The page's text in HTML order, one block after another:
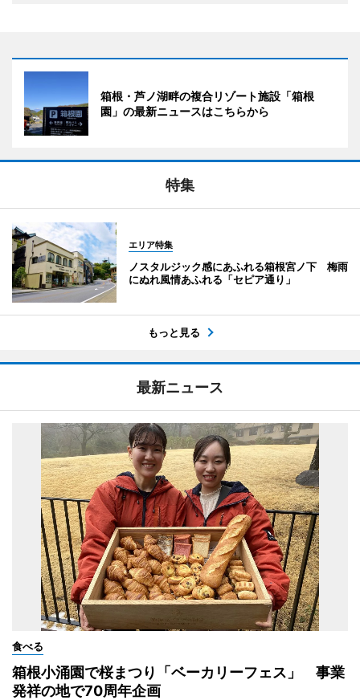
箱根・芦ノ湖畔の複合リゾート施設「箱根
園」の最新ニュースはこちらから
特集
エリア特集
ノスタルジック感にあふれる箱根宮ノ下 梅雨
にぬれ風情あふれる「セピア通り」
もっと見る
最新ニュース
食べる
箱根小涌園で桜まつり「ベーカリーフェス」 事業
発祥の地で70周年企画